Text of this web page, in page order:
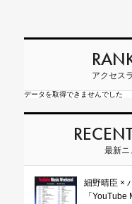
アクセス
データを取得できませんでした
最新ニ
細野晴臣 ×
「YouTube